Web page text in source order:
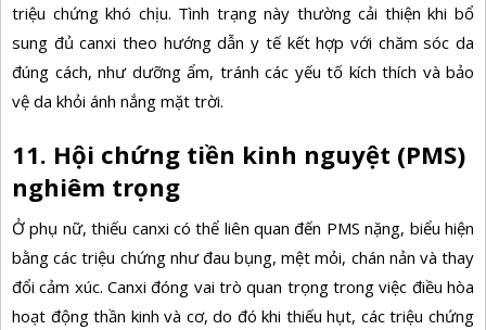
triệu chứng khó chịu. Tình trạng này thường cải thiện khi bổ
sung đủ canxi theo hướng dẫn y tế kết hợp với chăm sóc da
đúng cách, như dưỡng ẩm, tránh các yếu tố kích thích và bảo
vệ da khỏi ánh nắng mặt trời.
11. Hội chứng tiền kinh nguyệt (PMS)
nghiêm trọng
Ở phụ nữ, thiếu canxi có thể liên quan đến PMS nặng, biểu hiện
bằng các triệu chứng như đau bụng, mệt mỏi, chán nản và thay
đổi cảm xúc. Canxi đóng vai trò quan trọng trong việc điều hòa
hoạt động thần kinh và cơ, do đó khi thiếu hụt, các triệu chứng